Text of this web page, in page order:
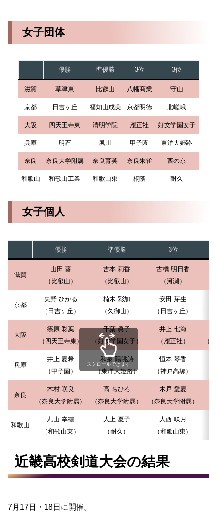
女子団体
優勝 準優勝 3位 3位
滋賀 草津東 比叡山 八幡商業 守山
京都 日吉ヶ丘 福知山成美 京都明徳 北嵯峨
大阪 四天王寺東 清明学院 履正社 好文学園女子
兵庫 明石 夙川 甲子園 東洋大姫路
奈良 奈良大学附属 奈良育英 奈良朱雀 西の京
和歌山 和歌山工業 和歌山東 桐蔭 耐久
女子個人
優勝 準優勝 3位
滋賀
山田 葵
（比叡山）
吉本 莉香
（比叡山）
古橋 明日香
（河瀬）
京都
矢野 ひかる
（日吉ヶ丘）
楠木 彩加
（久御山）
安田 芽生
（日吉ヶ丘）
大阪
篠原 彩葉
（四天王寺東）
千葉 眞子
（好文学園女子）
井上 七海
（履正社）
（
兵庫
井上 夏希
（甲子園）
和泉 陽眺詩
（東洋大姫路）
恒本 琴香
（神戸高塚）
奈良
木村 咲良
（奈良大学附属）
高 ちひろ
（奈良大学附属）
木戸 愛夏
（奈良大学附属）
和歌山
丸山 幸穂
（和歌山東）
大上 夏子
（耐久）
大西 咲月
（和歌山東）
スクロールできます
近畿高校剣道大会の結果
7月17日・18日に開催。